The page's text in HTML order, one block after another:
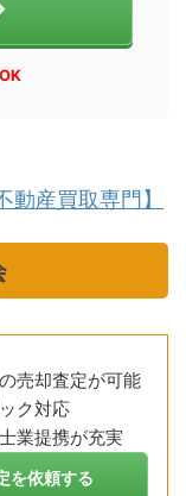
産買取専門】
売却査定が可能
ク対応
業提携が充実
を依頼する